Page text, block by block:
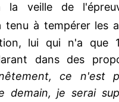
la veille de
tenu à tempérer les
lui qui n'a que
dans des
ce n'est
demain, je serai